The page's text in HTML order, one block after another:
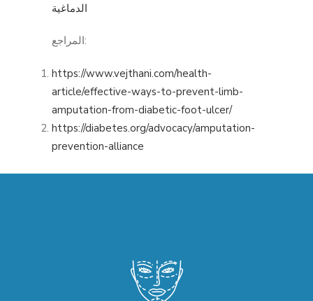
الدماغية
المراجع:
https://www.vejthani.com/health-
article/effective-ways-to-prevent-limb-
amputation-from-diabetic-foot-ulcer/
https://diabetes.org/advocacy/amputation-
prevention-alliance